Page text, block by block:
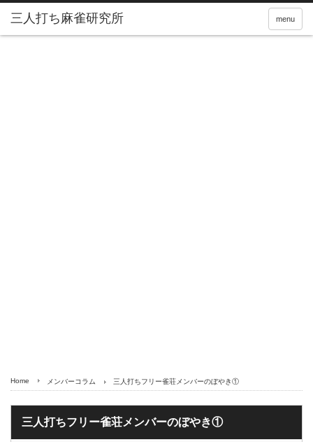
三人打ち麻雀研究所 menu
Home メンバーコラム 三人打ちフリー雀荘メンバーのぼやき①
三人打ちフリー雀荘メンバーのぼやき①